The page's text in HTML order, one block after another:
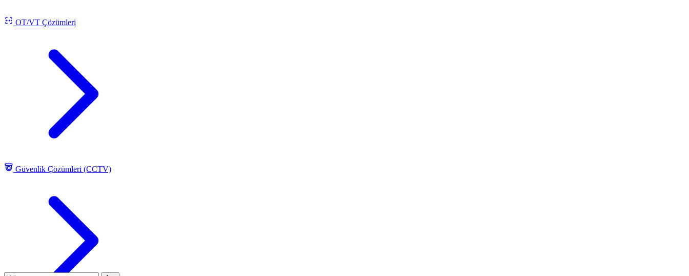
OT/VT Çözümleri
Güvenlik Çözümleri (CCTV)